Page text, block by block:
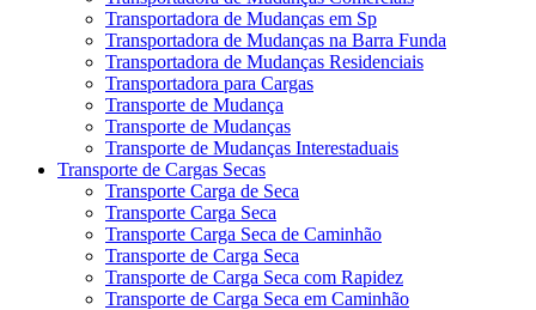
Transportadora de Mudanças em Sp
Transportadora de Mudanças na Barra Funda
Transportadora de Mudanças Residenciais
Transportadora para Cargas
Transporte de Mudança
Transporte de Mudanças
Transporte de Mudanças Interestaduais
Transporte de Cargas Secas
Transporte Carga de Seca
Transporte Carga Seca
Transporte Carga Seca de Caminhão
Transporte de Carga Seca
Transporte de Carga Seca com Rapidez
Transporte de Carga Seca em Caminhão